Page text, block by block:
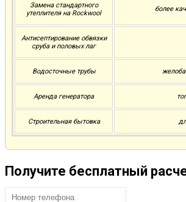
Замена стандартного
утеплителя на Rockwool
более
Антисептирование обвязки
сруба и половых лаг
Водосточные трубы
Аренда генератора
Строительная бытовка
Получите бесплатный